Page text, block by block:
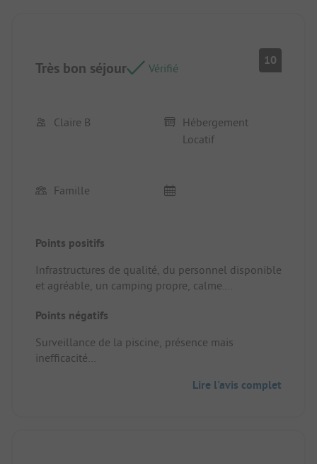
Très bon séjour Vérifié
10
Claire B
Hébergement
Locatif
Famille
Points positifs
Infrastructures de qualité, du personnel disponible
et agréable, un camping propre, calme.
aménagé et équipement complet
Points négatifs
Surveillance de la piscine, présence mais
inefficacité
Lire l'avis complet